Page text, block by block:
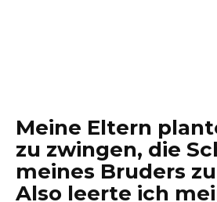
Meine Eltern
zu zwingen, die
meines Bruders
Also leerte ich